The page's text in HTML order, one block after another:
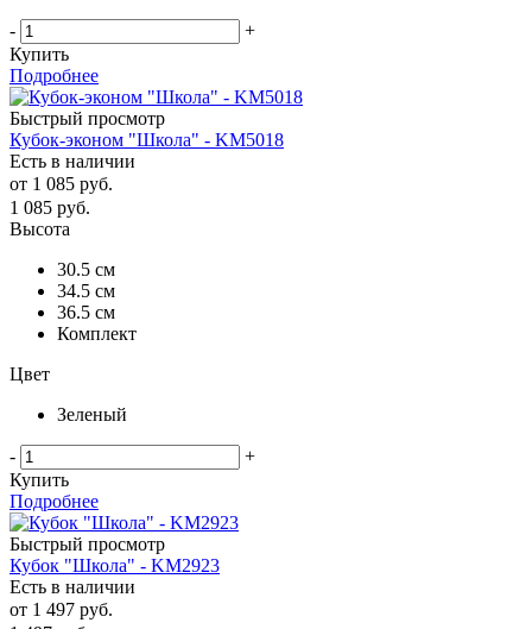
-
+
Купить
Подробнее
Быстрый просмотр
Кубок-эконом "Школа" - KM5018
Есть в наличии
от 1 085 руб.
1 085 руб.
Высота
30.5 см
34.5 см
36.5 см
Комплект
Цвет
Зеленый
-
+
Купить
Подробнее
Быстрый просмотр
Кубок "Школа" - KM2923
Есть в наличии
от 1 497 руб.